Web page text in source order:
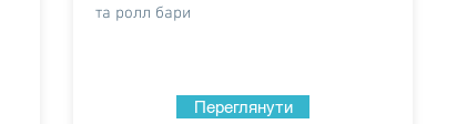
та ролл бари
Переглянути